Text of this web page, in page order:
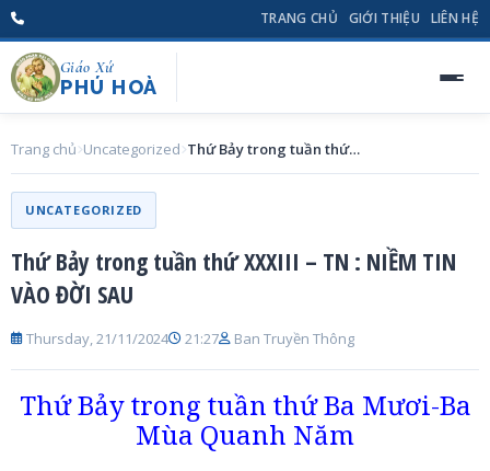
TRANG CHỦ GIỚI THIỆU LIÊN HỆ
Giáo Xứ
PHÚ HOÀ
Trang chủ Uncategorized Thứ Bảy trong tuần thứ XXXIII – TN : NIỀM TIN VÀO ĐỜI SAU
UNCATEGORIZED
Thứ Bảy trong tuần thứ XXXIII – TN : NIỀM TIN
VÀO ĐỜI SAU
Thursday, 21/11/2024 21:27 Ban Truyền Thông
Thứ Bảy trong tuần thứ Ba Mươi-Ba
Mùa Quanh Năm